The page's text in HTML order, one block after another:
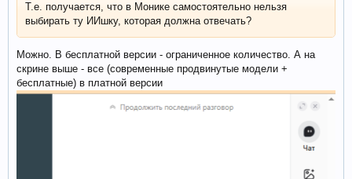
Т.е. получается, что в Монике самостоятельно нельзя
выбирать ту ИИшку, которая должна отвечать?
Можно. В бесплатной версии - ограниченное количество. А на
скрине выше - все (современные продвинутые модели +
бесплатные) в платной версии